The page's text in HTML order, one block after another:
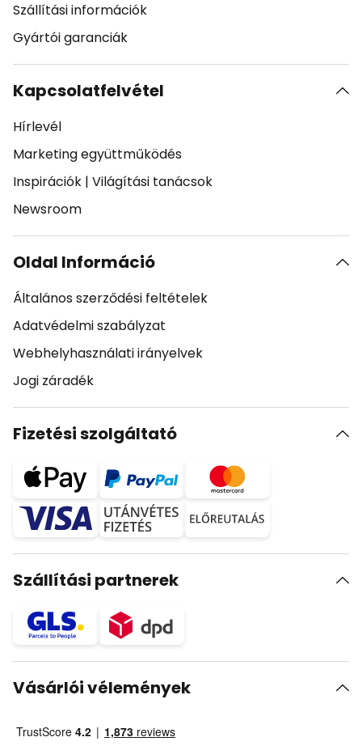
Szállítási információk
Gyártói garanciák
Kapcsolatfelvétel
Hírlevél
Marketing együttműködés
Inspirációk | Világítási tanácsok
Newsroom
Oldal Információ
Általános szerződési feltételek
Adatvédelmi szabályzat
Webhelyhasználati irányelvek
Jogi záradék
Fizetési szolgáltató
Szállítási partnerek
Vásárlói vélemények